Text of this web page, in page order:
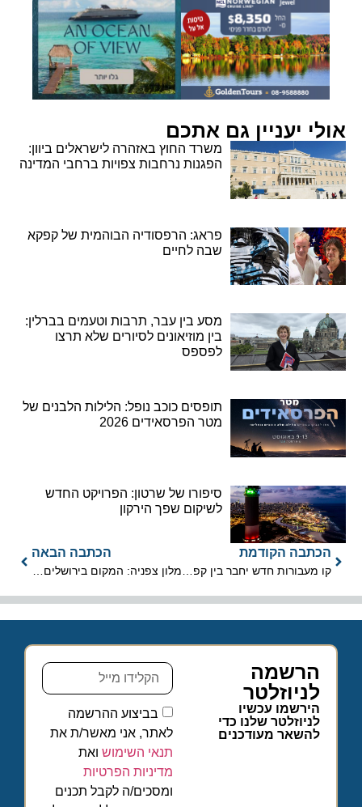
אולי יעניין גם אתכם
משרד החוץ באזהרה לישראלים ביוון:
הפגנות נרחבות צפויות ברחבי המדינה
פראג: הרפסודיה הבוהמית של קפקא
שבה לחיים
מסע בין עבר, תרבות וטעמים בברלין:
בין מוזיאונים לסיורים שלא תרצו
לפספס
תופסים כוכב נופל: הלילות הלבנים של
מטר הפרסאידים 2026
סיפורו של שרטון: הפרויקט החדש
לשיקום שפך הירקון
הכתבה הקודמת
קו מעבורות חדש יחבר בין קפריסין ללבנון. בקרוב אצלנו ?
הכתבה הבאה
מלון צפניה: המקום בירושלים בו הזמן עמד מלכת
הרשמה
לניוזלטר
הירשמו עכשיו
לניוזלטר שלנו כדי
להשאר מעודכנים
בביצוע ההרשמה
לאתר, אני מאשר/ת את
תנאי השימוש ואת
מדיניות הפרטיות
ומסכים/ה לקבל תכנים